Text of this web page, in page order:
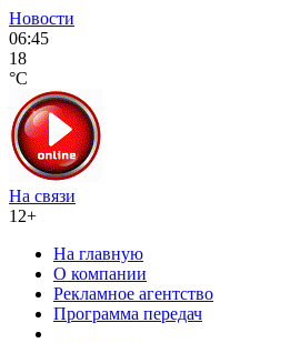
Новости
06:45
18
°C
На связи
12+
На главную
О компании
Рекламное агентство
Программа передач